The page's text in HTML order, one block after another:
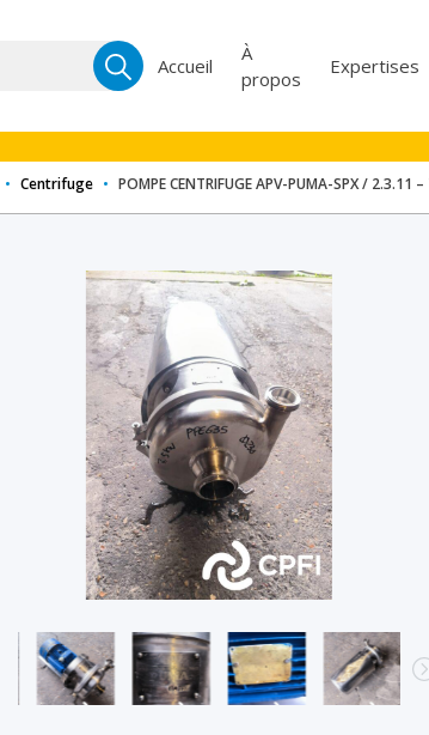
Recherche
pour :
Accueil
À
propos
Expertises
• Centrifuge • POMPE CENTRIFUGE APV-PUMA-SPX / 2.3.11